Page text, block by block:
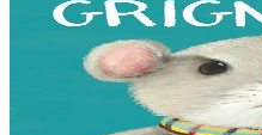
N'on ket grignous !
E penn ar c’hoad ez eus ul
Logodennig evit bezañ
deiz en em gav gant ur broc’hig...